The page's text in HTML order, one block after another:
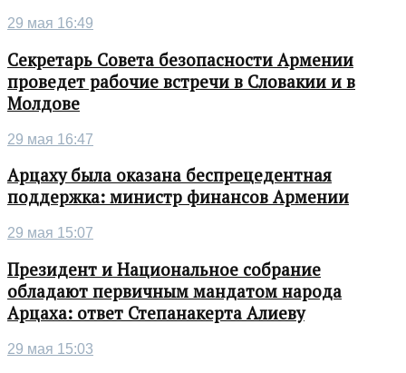
29 мая 16:49
Секретарь Совета безопасности Армении
проведет рабочие встречи в Словакии и в
Молдове
29 мая 16:47
Арцаху была оказана беспрецедентная
поддержка: министр финансов Армении
29 мая 15:07
Президент и Национальное собрание
обладают первичным мандатом народа
Арцаха: ответ Степанакерта Алиеву
29 мая 15:03